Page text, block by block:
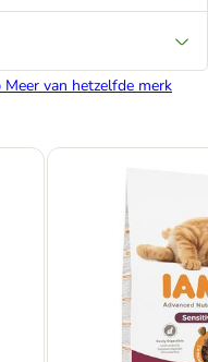
Meer van hetzelfde merk